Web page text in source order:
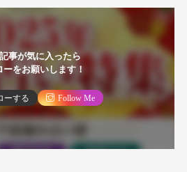
事が気に入ったら
ーをお願いします！
ーする Follow Me